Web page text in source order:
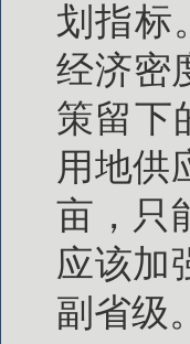
划指标
经济密
策留下
用地供
亩，只
应该加
副省级。